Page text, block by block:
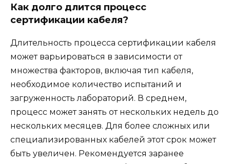
Как долго длится процесс
сертификации кабеля?
Длительность процесса сертификации кабеля
может варьироваться в зависимости от
множества факторов, включая тип кабеля,
необходимое количество испытаний и
загруженность лабораторий. В среднем,
процесс может занять от нескольких недель до
нескольких месяцев. Для более сложных или
специализированных кабелей этот срок может
быть увеличен. Рекомендуется заранее